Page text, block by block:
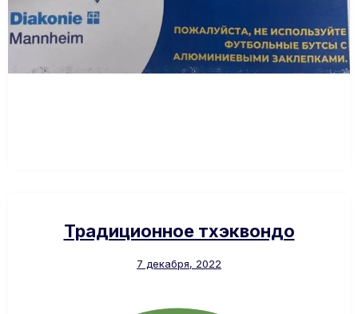
Традиционное тхэквондо
7 декабря, 2022